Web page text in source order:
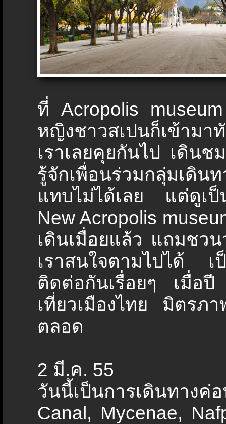
ที่ Acropolis
หญิงชาวสเปนก็เข้าม
เราเลยคุยกันไป เดิน
รู้จักเพื่อนร่วมกลุ่มเดิน
แทบไม่ได้เลย แต่ดูเ
New Acropolis
เดินเมื่อยแล้ว แถมชว
เราสนใจตามไปได้
ติดต่อกันเรื่อยๆ เมื่อปี
เที่ยวเมืองไทย มิตรภ
ตลอด
2 มี.ค. 55
วันนี้เป็นการเดินทางค่
Canal, Mycenae,